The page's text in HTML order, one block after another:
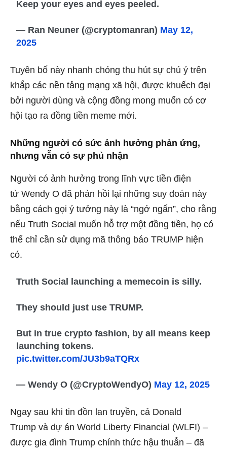
Keep your eyes and eyes peeled.
— Ran Neuner (@cryptomanran) May 12,
2025
Tuyên bố này nhanh chóng thu hút sự chú ý trên
khắp các nền tảng mạng xã hội, được khuếch đại
bởi người dùng và cộng đồng mong muốn có cơ
hội tạo ra đồng tiền meme mới.
Những người có sức ảnh hưởng phản ứng,
nhưng vẫn có sự phủ nhận
Người có ảnh hưởng trong lĩnh vực tiền điện
tử Wendy O đã phản hồi lại những suy đoán này
bằng cách gọi ý tưởng này là “ngớ ngẩn”, cho rằng
nếu Truth Social muốn hỗ trợ một đồng tiền, họ có
thể chỉ cần sử dụng mã thông báo TRUMP hiện
có.
Truth Social launching a memecoin is silly.
They should just use TRUMP.
But in true crypto fashion, by all means keep
launching tokens.
pic.twitter.com/JU3b9aTQRx
— Wendy O (@CryptoWendyO) May 12, 2025
Ngay sau khi tin đồn lan truyền, cả Donald
Trump và dự án World Liberty Financial (WLFI) –
được gia đình Trump chính thức hậu thuẫn – đã